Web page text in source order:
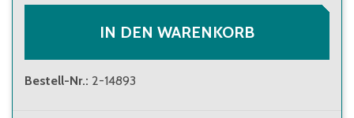
IN DEN WARENKORB
Bestell-Nr.: 2-14893